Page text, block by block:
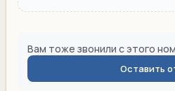
Вам тоже звонили с этого
Оставить